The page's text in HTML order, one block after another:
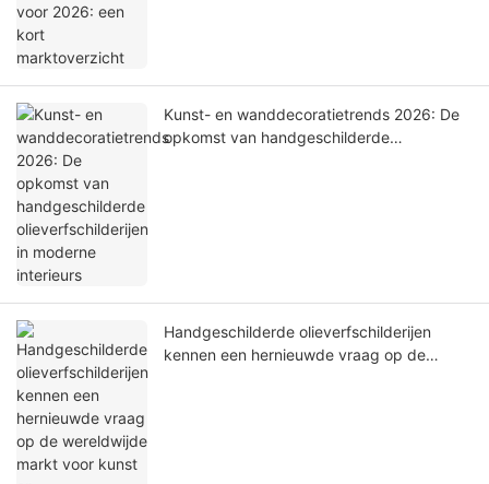
Kunst- en wanddecoratietrends 2026: De
opkomst van handgeschilderde
Handgeschilderde olieverfschilderijen
kennen een hernieuwde vraag op de